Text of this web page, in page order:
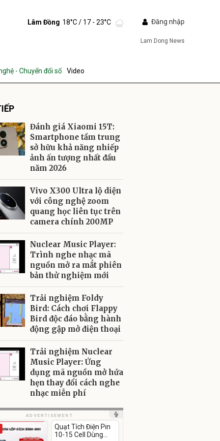
Lâm Đồng 18°C/ 17 - 23°C Đăng nhập
Lam Dong News
- Chuyển đổi số Video
Đánh giá Xiaomi 15T:
Smartphone tầm trung
sở hữu khả năng nhiếp
ảnh ấn tượng nhất đầu
năm 2026
Vivo X300 Ultra lộ diện
với công nghệ zoom
quang học liên tục trên
camera chính 200MP
Nuclear Music Player:
Trình nghe nhạc mã
nguồn mở ra mắt phiên
bản thử nghiệm mới
Trải nghiệm Foldy
Bird: Cách chơi Flappy
Bird độc đáo bằng hành
động gập mở điện thoại
Trải nghiệm Nuclear
Music Player: Ứng
dụng mã nguồn mở hứa
hẹn thay đổi cách nghe
nhạc miễn phí
ADVERTISEMENT
-54%
Unmute
Quạt Tích Điện Pin
10-15 Cell Dùng